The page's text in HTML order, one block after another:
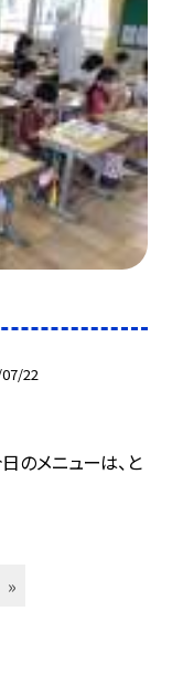
22
のメニューは、と
»